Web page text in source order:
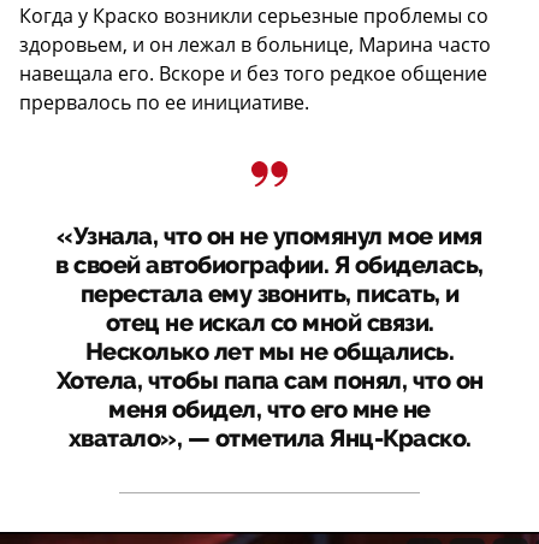
Когда у Краско возникли серьезные проблемы со
здоровьем, и он лежал в больнице, Марина часто
навещала его. Вскоре и без того редкое общение
прервалось по ее инициативе.
«Узнала, что он не упомянул мое имя
в своей автобиографии. Я обиделась,
перестала ему звонить, писать, и
отец не искал со мной связи.
Несколько лет мы не общались.
Хотела, чтобы папа сам понял, что он
меня обидел, что его мне не
хватало», — отметила Янц-Краско.